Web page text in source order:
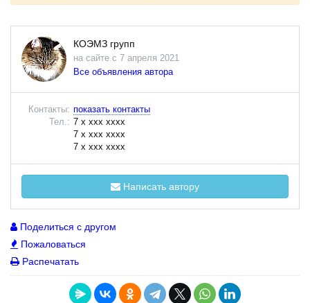
КОЭМЗ групп
на сайте с 7 апреля 2021
Все объявления автора
Контакты: показать контакты
Тел.: 7 x xxx xxxx
7 x xxx xxxx
7 x xxx xxxx
Написать автору
Поделиться с другом
Пожаловаться
Распечатать